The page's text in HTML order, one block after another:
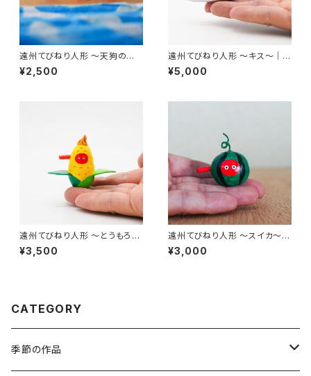
遠州てびねり人形 〜天狗の夏
休み〜｜高さ約3cm
¥2,500
遠州てびねり人形 〜キス〜｜全
長約9.5cm
¥5,000
遠州てびねり人形 〜とうもろこ
し〜 ｜高さ約5cm
¥3,500
遠州てびねり人形 〜スイカ〜
｜高さ約4cm
¥3,000
CATEGORY
季節の作品